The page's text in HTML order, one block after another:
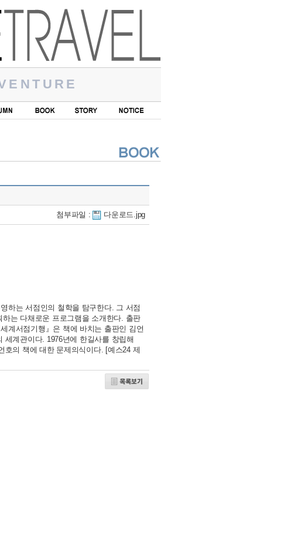
첨부파일 : 다운로드.jpg
하는 서점인의 철학을 탐구한다. 그 서점
는 다채로운 프로그램을 소개한다. 출판
계서점기행』은 책에 바치는 출판인 김언
계관이다. 1976년에 한길사를 창립해
호의 책에 대한 문제의식이다. [예스24 제